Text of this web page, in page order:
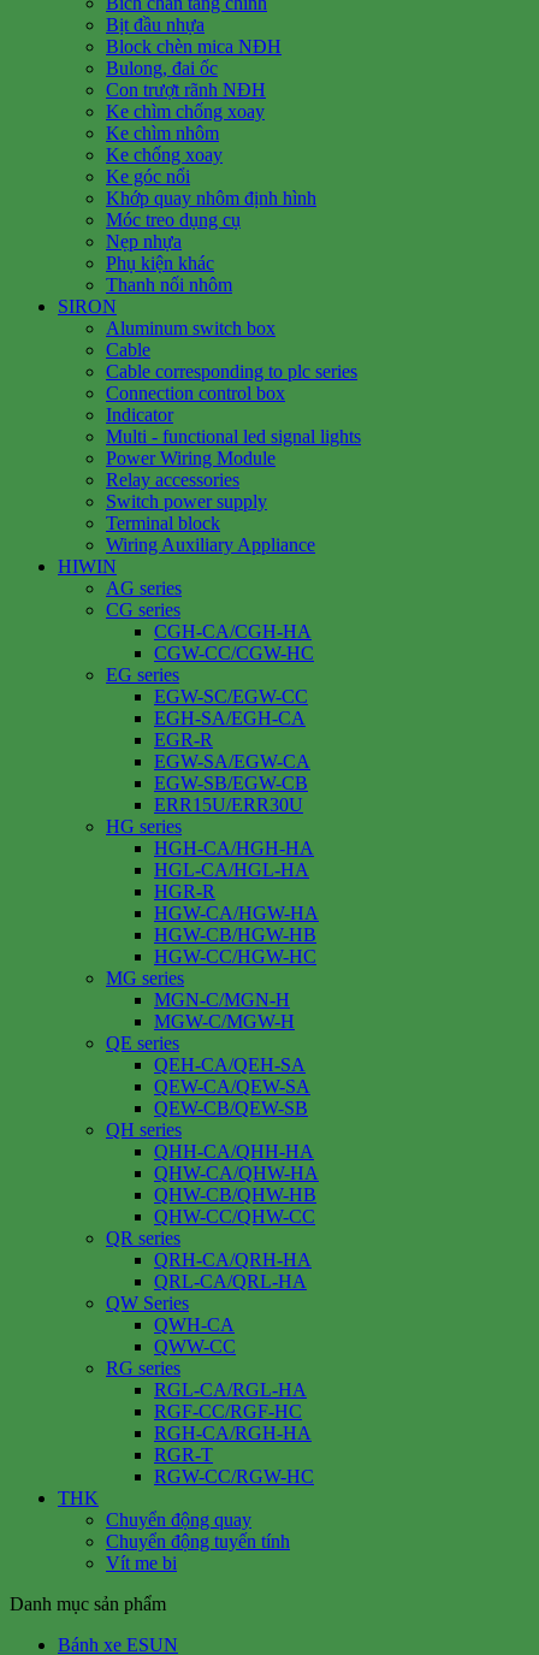
Bịt đầu nhựa
Block chèn mica NĐH
Bulong, đai ốc
Con trượt rãnh NĐH
Ke chìm chống xoay
Ke chìm nhôm
Ke chống xoay
Ke góc nổi
Khớp quay nhôm định hình
Móc treo dụng cụ
Nẹp nhựa
Phụ kiện khác
Thanh nối nhôm
SIRON
Aluminum switch box
Cable
Cable corresponding to plc series
Connection control box
Indicator
Multi - functional led signal lights
Power Wiring Module
Relay accessories
Switch power supply
Terminal block
Wiring Auxiliary Appliance
HIWIN
AG series
CG series
CGH-CA/CGH-HA
CGW-CC/CGW-HC
EG series
EGW-SC/EGW-CC
EGH-SA/EGH-CA
EGR-R
EGW-SA/EGW-CA
EGW-SB/EGW-CB
ERR15U/ERR30U
HG series
HGH-CA/HGH-HA
HGL-CA/HGL-HA
HGR-R
HGW-CA/HGW-HA
HGW-CB/HGW-HB
HGW-CC/HGW-HC
MG series
MGN-C/MGN-H
MGW-C/MGW-H
QE series
QEH-CA/QEH-SA
QEW-CA/QEW-SA
QEW-CB/QEW-SB
QH series
QHH-CA/QHH-HA
QHW-CA/QHW-HA
QHW-CB/QHW-HB
QHW-CC/QHW-CC
QR series
QRH-CA/QRH-HA
QRL-CA/QRL-HA
QW Series
QWH-CA
QWW-CC
RG series
RGL-CA/RGL-HA
RGF-CC/RGF-HC
RGH-CA/RGH-HA
RGR-T
RGW-CC/RGW-HC
THK
Chuyển động quay
Chuyển động tuyến tính
Vít me bi
Danh mục sản phẩm
Bánh xe ESUN